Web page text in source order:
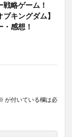
戦略ゲーム！
ブキングダム】
感想！
が付いている欄は必